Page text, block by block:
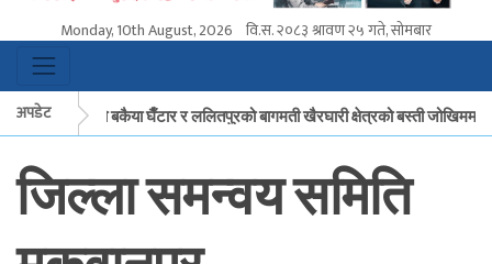
Monday, 10th August, 2026 वि.स.२०८३ श्रावण २५ गते, सोमबार
अपडेट
मकवानपुरको बकैया घैँटार र ललितपुरको बागमती खैरघारी क्षेत्रको बस्ती जोखिममा
मकवानपुरको बकैया घैँटार र ललितपुरको बागमती खैरघारी क्षेत्रको बस्ती जोखिममा
जिल्ला समन्वय समिति